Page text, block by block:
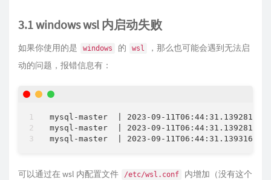
3.1 windows wsl 内启动失败
如果你使用的是 windows 的 wsl
，那么也可能会遇到无法启
动的问题，报错信息有：
mysql-master  | 2023-09-
mysql-master  | 2023-09-
可以通过在 wsl 内配置文件 /etc/wsl.conf
内增加（没有这个